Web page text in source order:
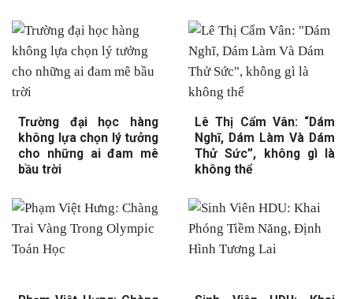
Trường đại học hàng
không lựa chọn lý tưởng
cho những ai đam mê
bầu trời
Lê Thị Cẩm Vân: “Dám
Nghĩ, Dám Làm Và Dám
Thử Sức”, không gì là
không thể